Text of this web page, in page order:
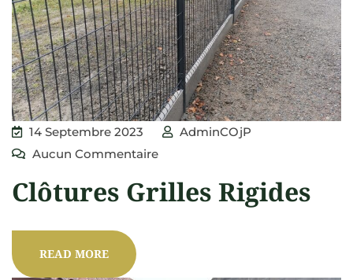
14 Septembre 2023
AdminCOjP
Aucun Commentaire
Clôtures Grilles Rigides
READ MORE